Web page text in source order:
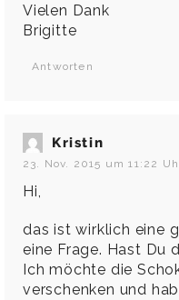
Vielen Dank
Brigitte
Antworten
Kristin
23. Nov. 2015 um 11:22
Hi,
das ist wirklich eine
eine Frage. Hast Du
Ich möchte die
verschenken und